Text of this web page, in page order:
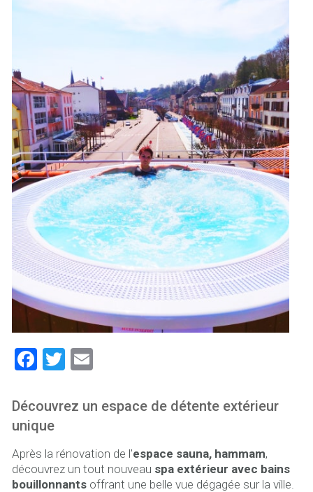
F
ce
b
o
ok
T
tt ai
Découvrez un espace de détente extérieur
unique
Après la rénovation de l’espace sauna, hammam,
découvrez un tout nouveau spa extérieur avec bains
bouillonnants offrant une belle vue dégagée sur la ville.